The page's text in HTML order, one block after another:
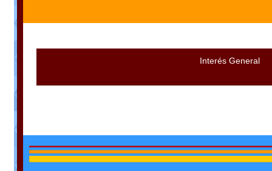
Interés General